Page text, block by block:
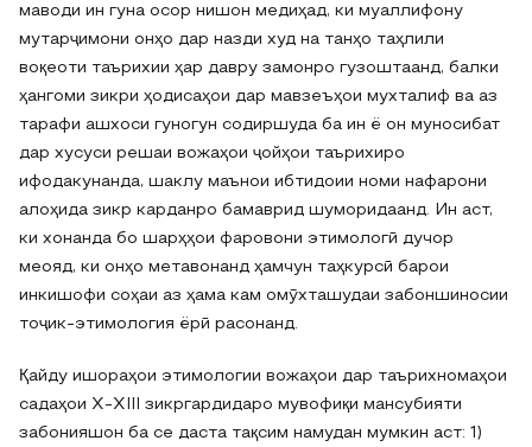
маводи ин гуна осор нишон медиҳад, ки муаллифону
мутарҷимони онҳо дар назди худ на танҳо таҳлили
воқеоти таърихии ҳар давру замонро гузоштаанд, балки
ҳангоми зикри ҳодисаҳои дар мавзеъҳои мухталиф ва аз
тарафи ашхоси гуногун содиршуда ба ин ё он муносибат
дар хусуси решаи вожаҳои ҷойҳои таърихиро
ифодакунанда, шаклу маънои ибтидоии номи нафарони
алоҳида зикр карданро бамаврид шуморидаанд. Ин аст,
ки хонанда бо шарҳҳои фаровони этимологӣ дучор
меояд, ки онҳо метавонанд ҳамчун таҳкурсӣ барои
инкишофи соҳаи аз ҳама кам омӯхташудаи забоншиносии
тоҷик-этимология ёрӣ расонанд.
Қайду ишораҳои этимологии вожаҳои дар таърихномаҳои
садаҳои X-XIII зикргардидаро мувофиқи мансубияти
забонияшон ба се даста тақсим намудан мумкин аст: 1)